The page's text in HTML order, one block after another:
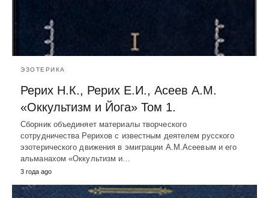
ЭЗОТЕРИКА
Рерих Н.К., Рерих Е.И., Асеев А.М.
«Оккультизм и Йога» Том 1.
Сборник объединяет материалы творческого
сотрудничества Рерихов с известным деятелем русского
эзотерического движения в эмиграции А.М.Асеевым и его
альманахом «Оккультизм и…
3 года ago